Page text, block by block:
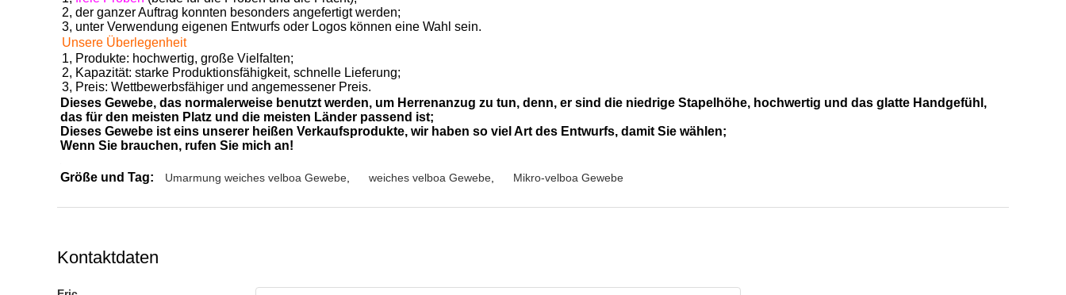
2, der ganzer Auftrag konnten besonders angefertigt werden;
3, unter Verwendung eigenen Entwurfs oder Logos können eine Wahl sein.
Unsere Überlegenheit
1, Produkte: hochwertig, große Vielfalten;
2, Kapazität: starke Produktionsfähigkeit, schnelle Lieferung;
3, Preis: Wettbewerbsfähiger und angemessener Preis.
Dieses Gewebe, das normalerweise benutzt werden, um Herrenanzug zu tun, denn, er sind die niedrige Stapelhöhe, hochwertig und das glatte Handgefühl,
das für den meisten Platz und die meisten Länder passend ist;
Dieses Gewebe ist eins unserer heißen Verkaufsprodukte, wir haben so viel Art des Entwurfs, damit Sie wählen;
Wenn Sie brauchen, rufen Sie mich an!
Größe und Tag: Umarmung weiches velboa Gewebe weiches velboa Gewebe Mikro-velboa Gewebe
Kontaktdaten